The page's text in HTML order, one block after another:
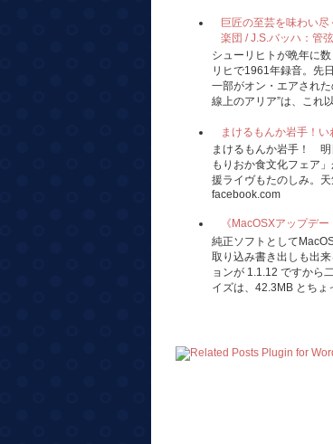
巨匠の至芸を味わい
楽団 / J.S.バッハ：管
シューリヒトが晩年に
リヒで1961年録音。先
一部がオン・エアされ
線上のアリア”は、これ
まけるもんか岩手！
まけるもんか岩手！ 明
もりおか食文化フェア
援ライヴもたのしみ。
facebook.com
《MacOSXアップデ
純正ソフトとして
取り込み書き出しも出
ョンが 1.1.12 ですから
イズは、42.3MB とちょ